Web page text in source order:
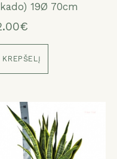
19Ø 70cm
KREPŠELĮ